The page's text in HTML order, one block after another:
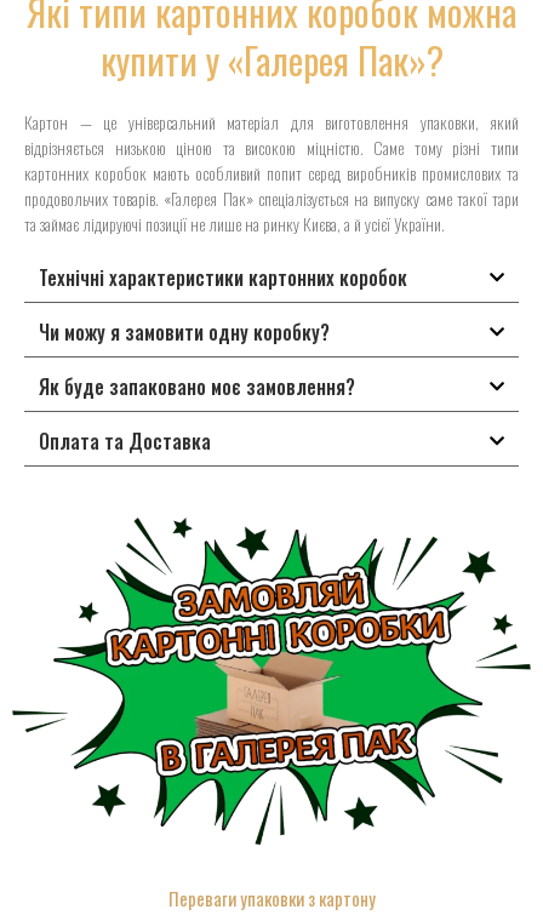
Які типи картонних коробок можна
купити у «Галерея Пак»?
Картон — це універсальний матеріал для виготовлення упаковки, який
відрізняється низькою ціною та високою міцністю. Саме тому різні типи
картонних коробок мають особливий попит серед виробників промислових та
продовольчих товарів. «Галерея Пак» спеціалізується на випуску саме такої тари
та займає лідируючі позиції не лише на ринку Києва, а й усієї України.
Технічні характеристики картонних коробок
Чи можу я замовити одну коробку?
Як буде запаковано моє замовлення?
Оплата та Доставка
Переваги упаковки з картону